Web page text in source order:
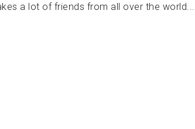
a lot of friends from all over the world.....